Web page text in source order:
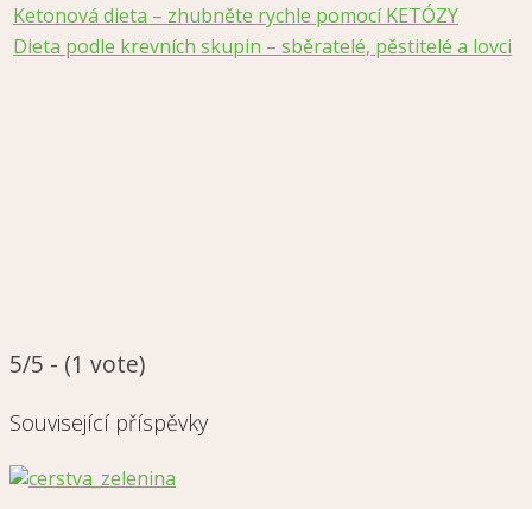
Ketonová dieta – zhubněte rychle pomocí KETÓZY
Dieta podle krevních skupin – sběratelé, pěstitelé a lovci
5/5 - (1 vote)
Související příspěvky